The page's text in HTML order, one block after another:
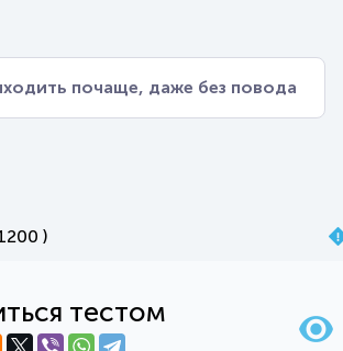
почаще, даже без повода
)
тестом